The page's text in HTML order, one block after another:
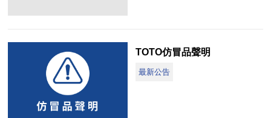
TOTO仿冒品聲明
最新公告